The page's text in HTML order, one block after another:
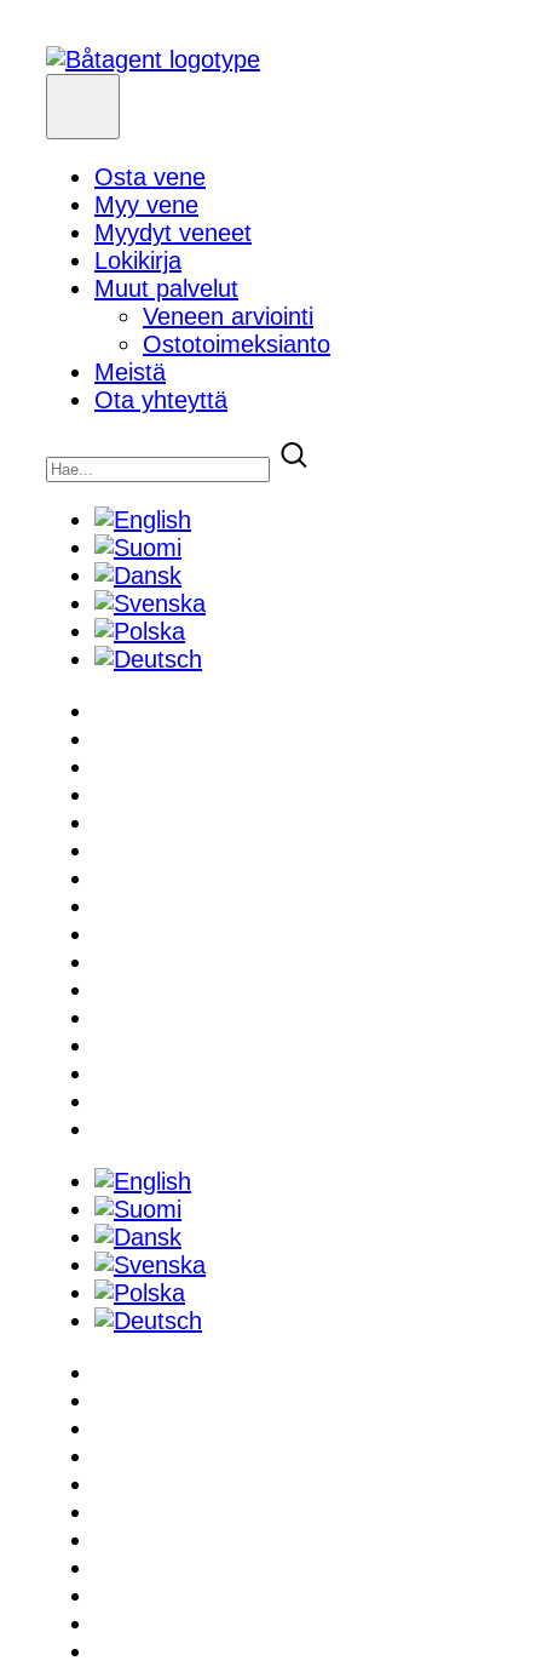
Osta vene
Myy vene
Myydyt veneet
Lokikirja
Muut palvelut
Veneen arviointi
Ostotoimeksianto
Meistä
Ota yhteyttä